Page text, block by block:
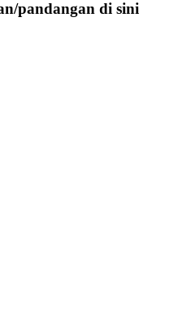
pandangan di sini